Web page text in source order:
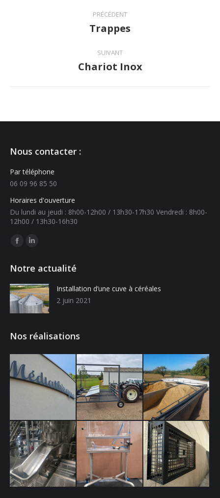
PRÉCÉDENT
Trappes
SUIVANT
Chariot Inox
Nous contacter :
Par téléphone
06 09 96 85 50
Horaires d'ouverture
Du lundi au jeudi : 8h00-12h00 / 13h30-17h30 Vendredi : 8h00-
12h00 / 13h30-16h30
Trouvez nous sur :
Notre actualité
Installation d’une cuve à céréales
2 juin 2021
Nos réalisations